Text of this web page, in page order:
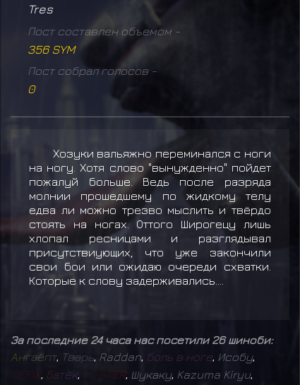
Tres
Пост составлен объемом -
356 SYM
Пост собрал голосов -
0
Хозуки вальяжно переминался с ноги
на ногу. Хотя слово "вынужденно" пойдет
пожалуй больше. Ведь после разряда
молнии прошедшему по жидкому телу
едва ли можно трезво мыслить и твёрдо
стоять на ногах. Оттого Широгецу лишь
хлопал ресницами и разглядывал
присутствиующих, что уже закончили
свои бои или ожидаю очереди схватки.
Которые к слову задерживались....
За последние 24 часа нас посетили 26 шиноби:
Ангаёпт, Тварь Raddan боль в ноге Исобу,
DEFIX, Батёк, F O STER, Шукаку, Kazuma Kiryu,